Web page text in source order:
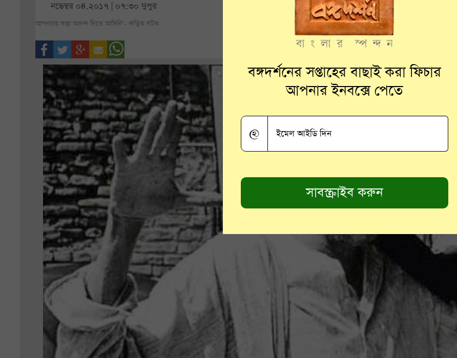
নভেম্বর ০৪.২০১৭ | ০৭:৩০ দুপুর
আপনাকে সস্তা আনন্দ দিতে আসিনি’- ঋত্বিক ঘটক
বঙ্গদর্শনের সপ্তাহের বাছাই করা ফিচার
আপনার ইনবক্সে পেতে
@